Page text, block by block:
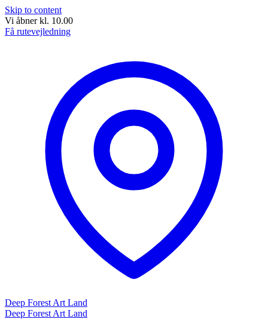
Skip to content
Vi åbner kl. 10.00
Få rutevejledning
Deep Forest Art Land
Deep Forest Art Land